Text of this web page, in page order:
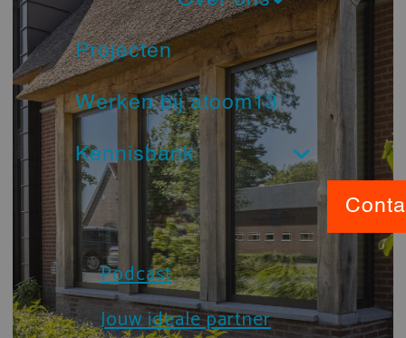
Deuren
Schuifpuien
Vliesgevels
Nood- en vluchtdeuren
Brandwerende kozijnen
Sloten en beveiliging
Prefab gevelelementen
Projecten Nieuwsbrief
Ons Team
Service
Showroom
Werken bij atoom13
Kennisbank
Beeldbank
Brochures
Certificaten
Podcast
Jouw ideale partner